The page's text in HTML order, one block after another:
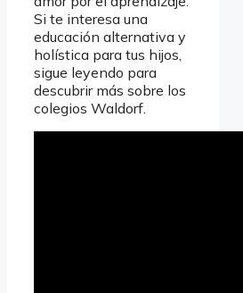
Si te interesa una
educación alternativa y
holística para tus hijos,
sigue leyendo para
descubrir más sobre los
colegios Waldorf.